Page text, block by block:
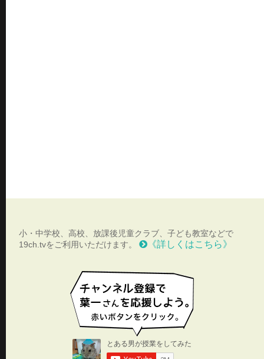
小・中学校、高校、放課後児童クラブ、子ども教室などで
19ch.tvをご利用いただけます。
《詳しくはこちら》